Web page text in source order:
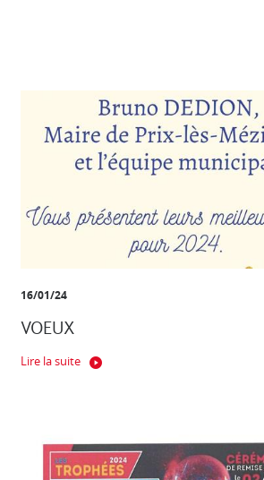
16/01/24
VOEUX
Lire la suite